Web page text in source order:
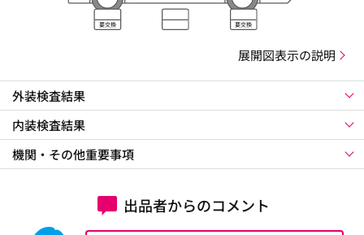
要交換 要交換
展開図表示の説明
外装検査結果
内装検査結果
機関・その他重要事項
出品者からのコメント